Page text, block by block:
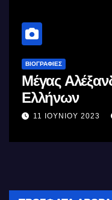
ΒΙΟΓΡΑΦΊΕΣ
11 ΙΟΥΝΊΟΥ 2023